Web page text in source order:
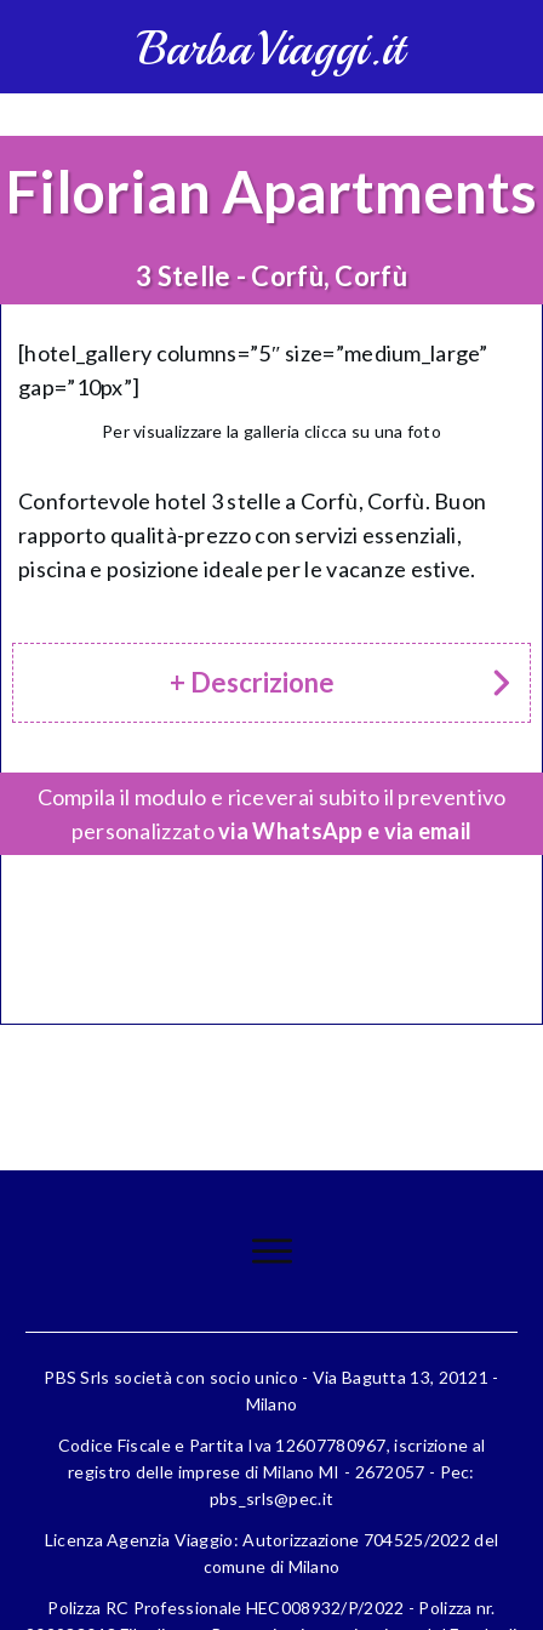
BarbaViaggi.it
Filorian Apartments
3 Stelle - Corfù, Corfù
[hotel_gallery columns=”5″ size=”medium_large”
gap=”10px”]
Per visualizzare la galleria clicca su una foto
Confortevole hotel 3 stelle a Corfù, Corfù. Buon
rapporto qualità-prezzo con servizi essenziali,
piscina e posizione ideale per le vacanze estive.
+ Descrizione
Compila il modulo e riceverai subito il preventivo
personalizzatovia WhatsApp e via email
PBS Srls società con socio unico - Via Bagutta 13, 20121 -
Milano
Codice Fiscale e Partita Iva 12607780967, iscrizione al
registro delle imprese di Milano MI - 2672057 - Pec:
pbs_srls@pec.it
Licenza Agenzia Viaggio: Autorizzazione 704525/2022 del
comune di Milano
Polizza RC Professionale HEC008932/P/2022 - Polizza nr.